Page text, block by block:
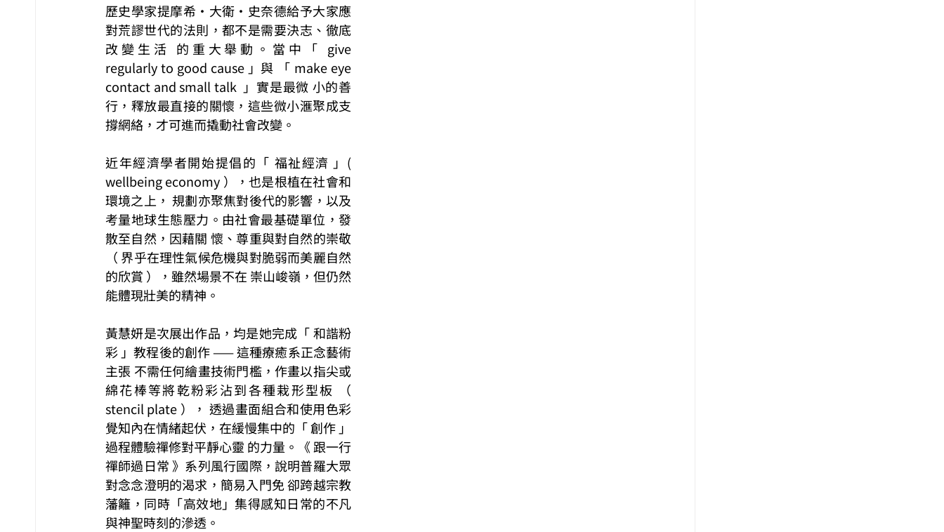
歷史學家提摩希·大衛·史奈德給予大家應
對荒謬世代的法則，都不是需要決志、徹底
改變生活 的重大舉動。當中「 give
regularly to good cause 」與 「 make eye
contact and small talk  」實是最微 小的善
行，釋放最直接的關懷，這些微小滙聚成支
撐網絡，才可進而撬動社會改變。
近年經濟學者開始提倡的「 福祉經濟 」(
wellbeing economy ），也是根植在社會和
環境之上， 規劃亦聚焦對後代的影響，以及
考量地球生態壓力。由社會最基礎單位，發
散至自然，因藉關 懷、尊重與對自然的崇敬
（ 界乎在理性氣候危機與對脆弱而美麗自然
的欣賞 ），雖然場景不在 崇山峻嶺，但仍然
能體現壯美的精神。
黃慧妍是次展出作品，均是她完成「 和諧粉
彩 」教程後的創作 —— 這種療癒系正念藝術
主張 不需任何繪畫技術門檻，作畫以指尖或
綿花棒等將乾粉彩沾到各種栽形型板 （
stencil plate ）， 透過畫面組合和使用色彩
覺知內在情緒起伏，在緩慢集中的「 創作 」
過程體驗禪修對平靜心靈 的力量。《 跟一行
禪師過日常 》系列風行國際，說明普羅大眾
對念念澄明的渴求，簡易入門免 卻跨越宗教
藩籬，同時「高效地」集得感知日常的不凡
與神聖時刻的滲透。